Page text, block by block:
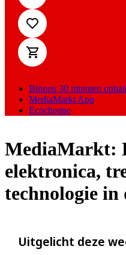
Binnen 30 minuten
MediaMarkt App
Ecocheque
MediaMarkt:
elektronica,
technologie in
Uitgelicht deze